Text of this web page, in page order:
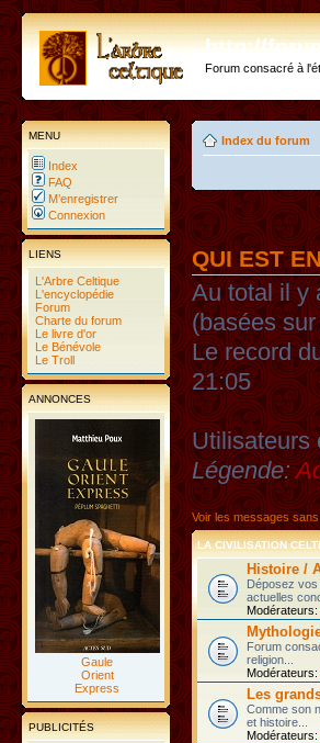
http://
Forum consacré à
MENU
Index
FAQ
M’enregistrer
Connexion
LIENS
L'Arbre Celtique
L'encyclopédie
Forum
Charte du forum
Le livre d'or
Le Bénévole
Le Troll
ANNONCES
Gaule
Orient
Express
PUBLICITÉS
Index du forum
QUI EST
Au total il y
(basées
Le record
21:05
Utilisateurs
Légende:
Voir les messages
LA CIVILISATION
Histoire /
Déposez
actuelles
Modérateurs:
Forum
religion...
Modérateurs:
Les
Comme son
et histoire...
Modérateurs: